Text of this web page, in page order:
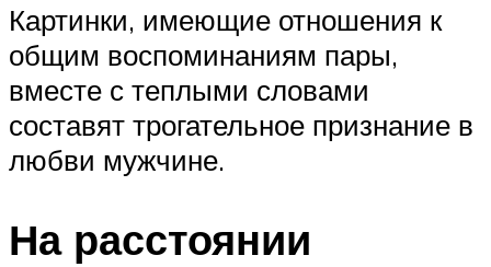
Картинки, имеющие отношения к
общим воспоминаниям пары,
вместе с теплыми словами
составят трогательное признание в
любви мужчине.
На расстоянии